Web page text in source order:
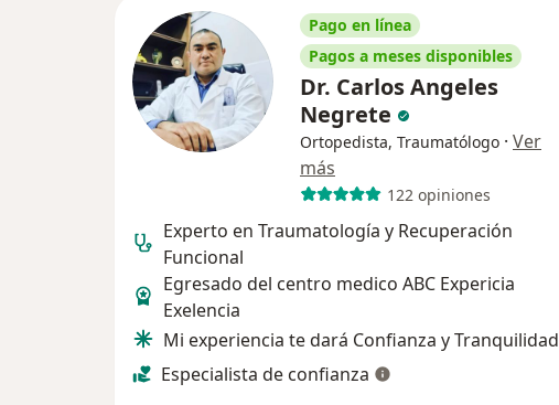
Pago en línea
Pagos a meses disponibles
Dr. Carlos Angeles
Negrete
Ortopedista, Traumatólogo · Ver
más
122 opiniones
Experto en Traumatología y Recuperación
Funcional
Egresado del centro medico ABC Expericia
Exelencia
Mi experiencia te dará Confianza y Tranquilidad
Especialista de confianza